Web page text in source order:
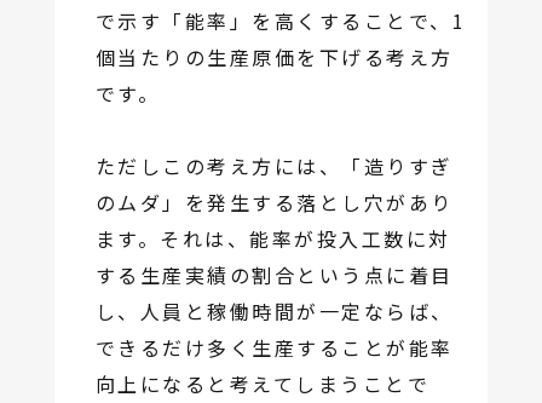
で示す「能率」を高くすることで、1
個当たりの生産原価を下げる考え方
です。
ただしこの考え方には、「造りすぎ
のムダ」を発生する落とし穴があり
ます。それは、能率が投入工数に対
する生産実績の割合という点に着目
し、人員と稼働時間が一定ならば、
できるだけ多く生産することが能率
向上になると考えてしまうことで